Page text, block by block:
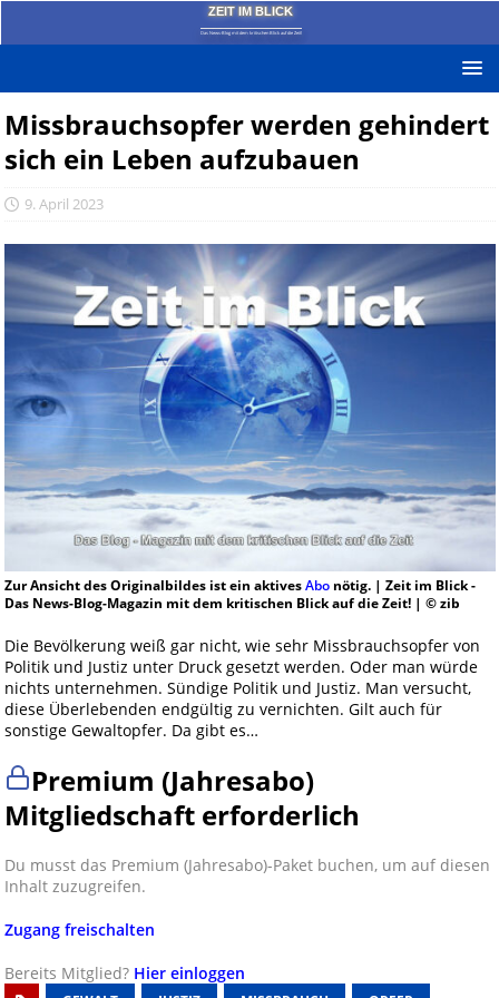
ZEIT IM BLICK
Das News-Blog mit dem kritischen Blick auf die Zeit!
Missbrauchsopfer werden gehindert
sich ein Leben aufzubauen
9. April 2023
Zur Ansicht des Originalbildes ist ein aktivesAbonötig. | Zeit im Blick -
Das News-Blog-Magazin mit dem kritischen Blick auf die Zeit! | © zib
Die Bevölkerung weiß gar nicht, wie sehr Missbrauchsopfer von
Politik und Justiz unter Druck gesetzt werden. Oder man würde
nichts unternehmen. Sündige Politik und Justiz. Man versucht,
diese Überlebenden endgültig zu vernichten. Gilt auch für
sonstige Gewaltopfer. Da gibt es…
Premium (Jahresabo)
Mitgliedschaft erforderlich
Du musst das Premium (Jahresabo)-Paket buchen, um auf diesen
Inhalt zuzugreifen.
Zugang freischalten
Bereits Mitglied? Hier einloggen